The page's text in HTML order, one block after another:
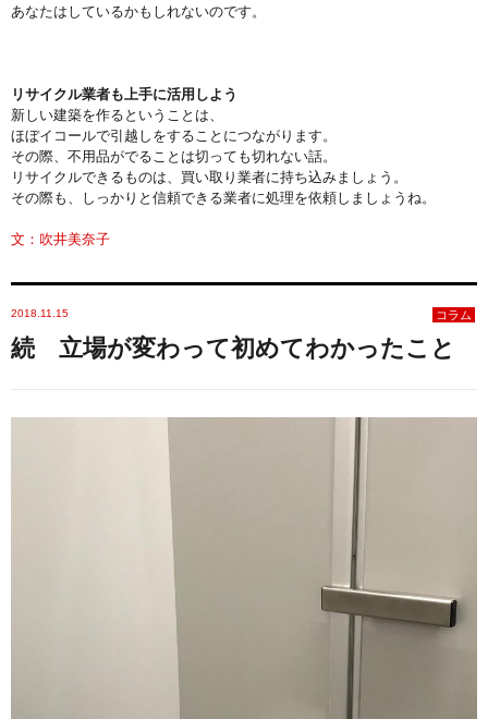
あなたはしているかもしれないのです。
リサイクル業者も上手に活用しよう
新しい建築を作るということは、
ほぼイコールで引越しをすることにつながります。
その際、不用品がでることは切っても切れない話。
リサイクルできるものは、買い取り業者に持ち込みましょう。
その際も、しっかりと信頼できる業者に処理を依頼しましょうね。
文：吹井美奈子
2018.11.15 コラム
続 立場が変わって初めてわかったこと